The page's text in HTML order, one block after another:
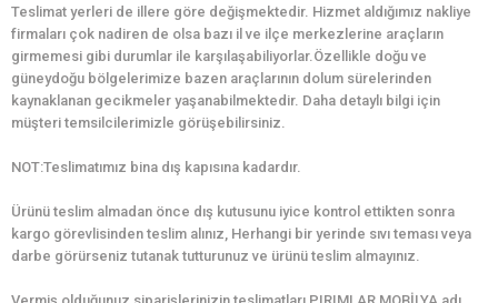
Teslimat yerleri de illere göre değişmektedir. Hizmet aldığımız nakliye
firmaları çok nadiren de olsa bazı il ve ilçe merkezlerine araçların
girmemesi gibi durumlar ile karşılaşabiliyorlar.Özellikle doğu ve
güneydoğu bölgelerimize bazen araçlarının dolum sürelerinden
kaynaklanan gecikmeler yaşanabilmektedir. Daha detaylı bilgi için
müşteri temsilcilerimizle görüşebilirsiniz.
NOT:Teslimatımız bina dış kapısına kadardır.
Ürünü teslim almadan önce dış kutusunu iyice kontrol ettikten sonra
kargo görevlisinden teslim alınız, Herhangi bir yerinde sıvı teması veya
darbe görürseniz tutanak tutturunuz ve ürünü teslim almayınız.